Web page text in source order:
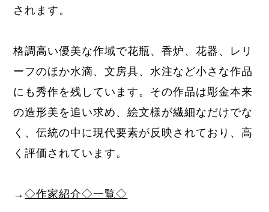
されます。
格調高い優美な作域で花瓶、香炉、花器、レリ
ーフのほか水滴、文房具、水注など小さな作品
にも秀作を残しています。その作品は彫金本来
の造形美を追い求め、絵文様が繊細なだけでな
く、伝統の中に現代要素が反映されており、高
く評価されています。
→◇作家紹介◇一覧◇